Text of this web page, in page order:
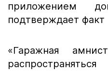
приложением
подтверждает
«Гаражная